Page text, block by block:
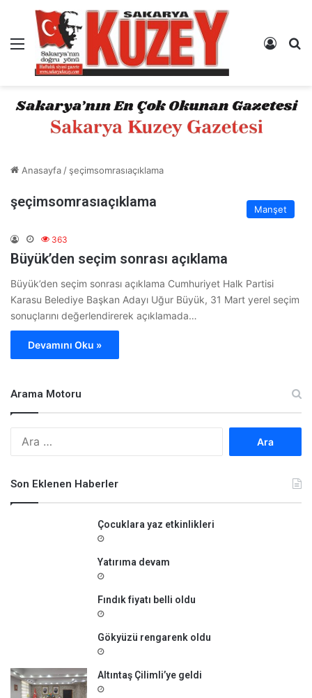
Menü Kayıt
Anasayfa/ şeçimsomrasıaçıklama
şeçimsomrasıaçıklama Manşet
363
Büyük’den seçim sonrası açıklama
Büyük’den seçim sonrası açıklama Cumhuriyet Halk Partisi
Karasu Belediye Başkan Adayı Uğur Büyük, 31 Mart yerel seçim
sonuçlarını değerlendirerek açıklamada…
Devamını Oku »
Arama Motoru
Son Eklenen Haberler
Çocuklara yaz etkinlikleri
Yatırıma devam
Fındık fiyatı belli oldu
Gökyüzü rengarenk oldu
Altıntaş Çilimli’ye geldi